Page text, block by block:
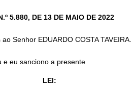
5.880, DE 13 DE MAIO DE 2022
Senhor EDUARDO COSTA TAVEIRA.
e eu sanciono a presente
LEI: